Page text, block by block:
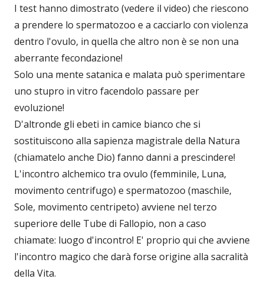
I test hanno dimostrato (vedere il video) che riescono
a prendere lo spermatozoo e a cacciarlo con violenza
dentro l'ovulo, in quella che altro non è se non una
aberrante fecondazione!
Solo una mente satanica e malata può sperimentare
uno stupro in vitro facendolo passare per
evoluzione!
D'altronde gli ebeti in camice bianco che si
sostituiscono alla sapienza magistrale della Natura
(chiamatelo anche Dio) fanno danni a prescindere!
L'incontro alchemico tra ovulo (femminile, Luna,
movimento centrifugo) e spermatozoo (maschile,
Sole, movimento centripeto) avviene nel terzo
superiore delle Tube di Fallopio, non a caso
chiamate: luogo d'incontro! E' proprio qui che avviene
l'incontro magico che darà forse origine alla sacralità
della Vita.